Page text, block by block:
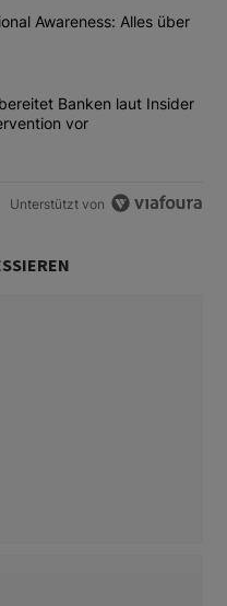
meisten kommentierten
Calls bei Situational
Awareness: Alles über
Finanzministerium bereitet
Banken laut Insider
vor
Unterstützt von